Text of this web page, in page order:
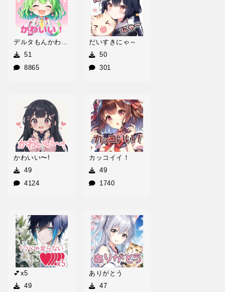
デルタもんかわいい！
51
8865
だいすきにゃ～
50
301
かわいい〜!
49
4124
カッコイイ！
49
1740
💕x5
49
ありがとう
47